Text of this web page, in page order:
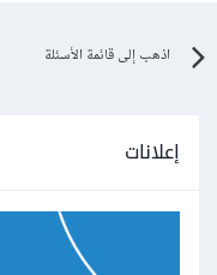
اذهب إلى قائمة الأسئلة
إعلانات